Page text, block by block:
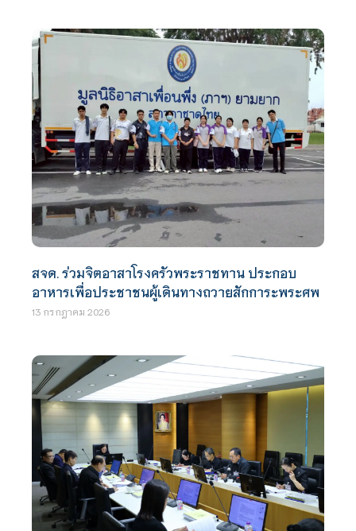
สจด. ร่วมจิตอาสาโรงครัวพระราชทาน ประกอบ
อาหารเพื่อประชาชนผู้เดินทางถวายสักการะพระศพ
13 กรกฎาคม 2026